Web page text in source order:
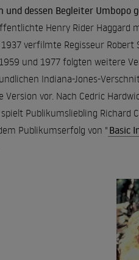
und dessen Begleiter
Henry Rider Haggard
verfilmte Regisseur Robert
und 1977 folgten weitere
Indiana-Jones-
vor. Nach Cedric
spielt Publikumsliebling
Publikumserfolg von " Basic